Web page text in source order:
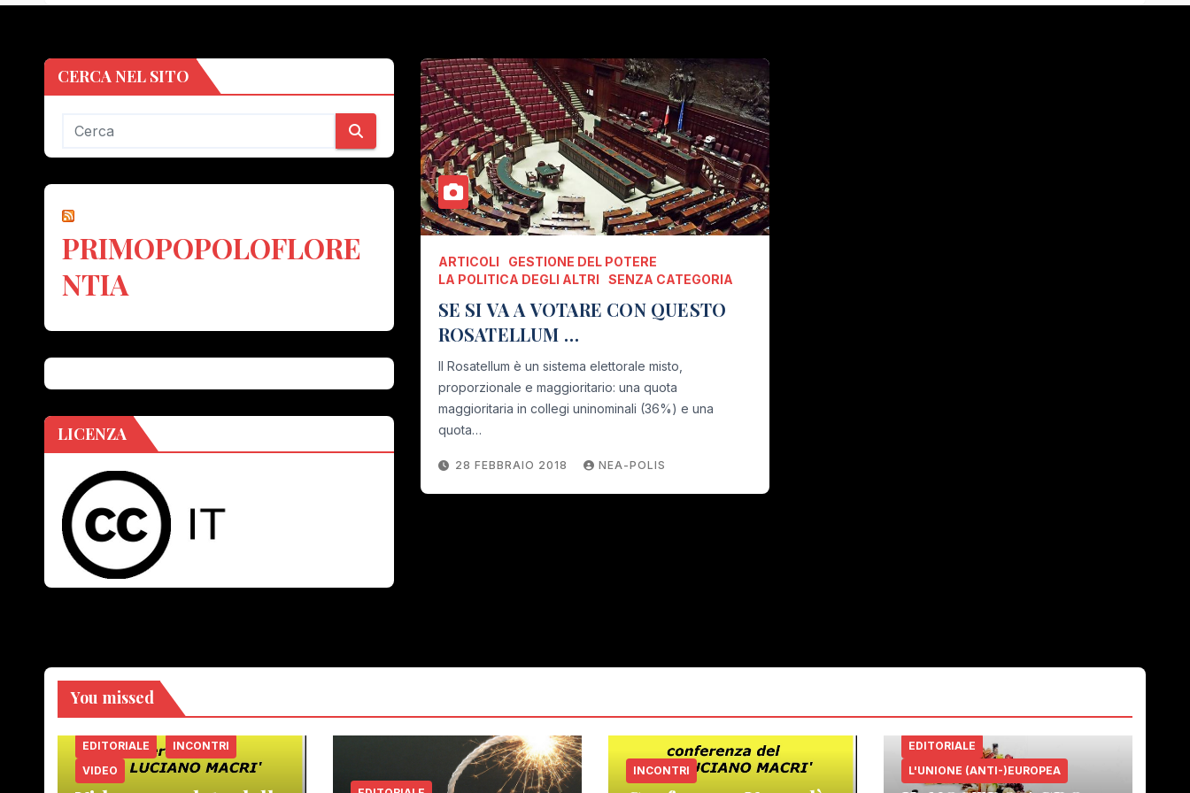
CERCA NEL SITO
PRIMOPOPOLOFLORE
NTIA
LICENZA
ARTICOLI
GESTIONE DEL POTERE
LA POLITICA DEGLI ALTRI
SENZA CATEGORIA
SE SI VA A VOTARE CON QUESTO
ROSATELLUM …
Il Rosatellum è un sistema elettorale misto,
proporzionale e maggioritario: una quota
maggioritaria in collegi uninominali (36%) e una
quota…
28 FEBBRAIO 2018 NEA-POLIS
You missed
EDITORIALE
INCONTRI
VIDEO
INCONTRI
EDITORIALE
L'UNIONE (ANTI-)EUROPEA